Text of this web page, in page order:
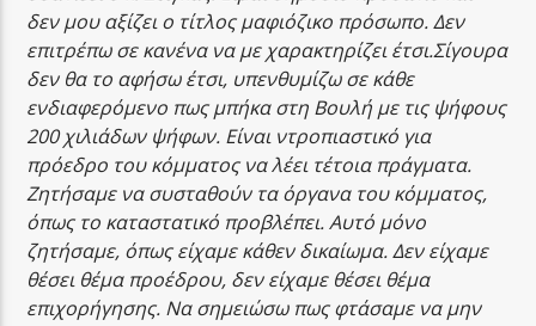
δεν μου αξίζει ο τίτλος μαφιόζικο πρόσωπο. Δεν
επιτρέπω σε κανένα να με χαρακτηρίζει έτσι.Σίγουρα
δεν θα το αφήσω έτσι, υπενθυμίζω σε κάθε
ενδιαφερόμενο πως μπήκα στη Βουλή με τις ψήφους
200 χιλιάδων ψήφων. Είναι ντροπιαστικό για
πρόεδρο του κόμματος να λέει τέτοια πράγματα.
Ζητήσαμε να συσταθούν τα όργανα του κόμματος,
όπως το καταστατικό προβλέπει. Αυτό μόνο
ζητήσαμε, όπως είχαμε κάθεν δικαίωμα. Δεν είχαμε
θέσει θέμα προέδρου, δεν είχαμε θέσει θέμα
επιχορήγησης. Να σημειώσω πως φτάσαμε να μην